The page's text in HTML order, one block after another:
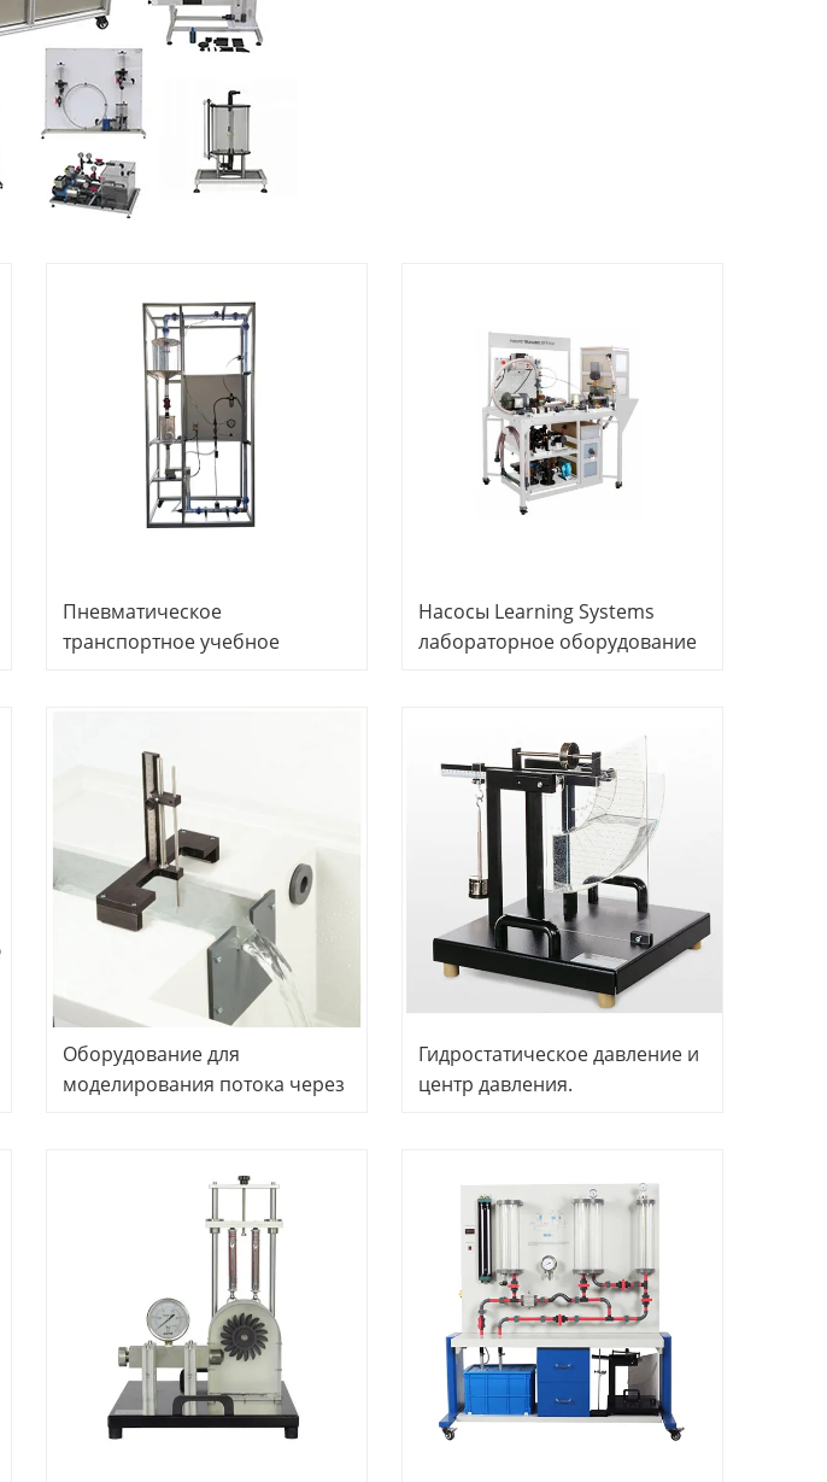
Пневматическое
транспортное учебное
оборудование механика
жидкости лабораторное
оборудование
Насосы Learning Systems
лабораторное оборудование
Оборудование для
моделирования потока через
гидротехники. Дидактическое
оборудование. Оборудование
для профессионального
обучения.
Гидростатическое давление и
центр давления.
Дидактическое
оборудование. Учебное
оборудование.